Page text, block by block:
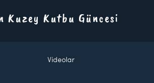
Kuzey Kutbu Güncesi
Videolar